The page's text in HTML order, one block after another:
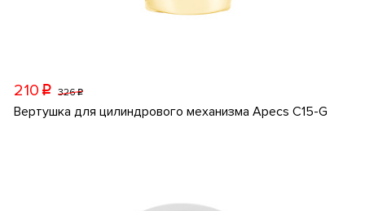
210 p 326p
Вертушка для цилиндрового механизма Apecs C15-G